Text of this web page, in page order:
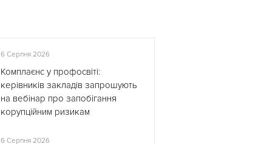
6 Серпня 2026
Комплаєнс у профосвіті:
керівників закладів запрошують
на вебінар про запобігання
корупційним ризикам
6 Серпня 2026